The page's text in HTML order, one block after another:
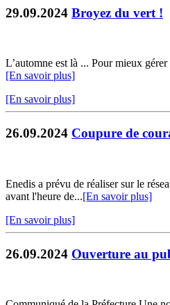
29.09.2024 Broyez du vert !
L’automne est là ... Pour mieux
[En savoir plus]
[En savoir plus]
26.09.2024 Coupure de
Enedis a prévu de réaliser sur le
avant l'heure de...[En savoir plus]
[En savoir plus]
26.09.2024 Ouverture au